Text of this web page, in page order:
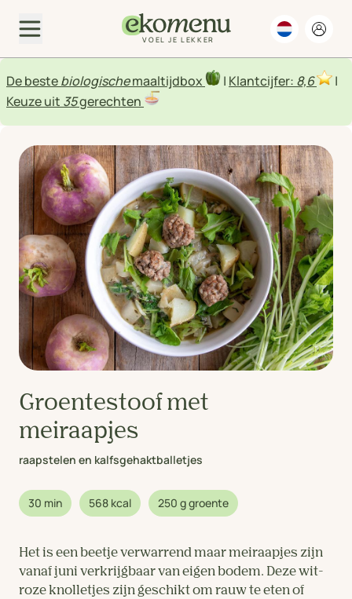
VOEL JE LEKKER
De bestebiologischemaaltijdbox | Klantcijfer: 8,6
|
Keuze uit 35gerechten
Groentestoof met
meiraapjes
raapstelen en kalfsgehaktballetjes
30 min 568 kcal 250 g groente
Het is een beetje verwarrend maar meiraapjes zijn
vanaf juni verkrijgbaar van eigen bodem. Deze wit-
roze knolletjes zijn geschikt om rauw te eten of